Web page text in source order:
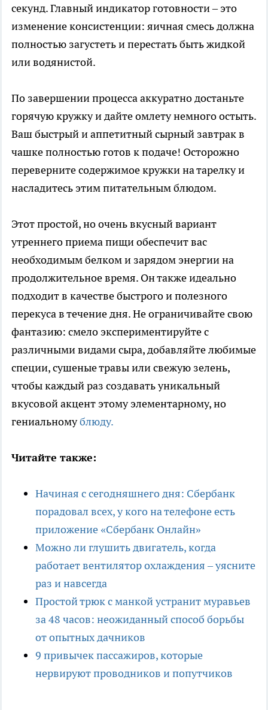
секунд. Главный индикатор готовности – это
изменение консистенции: яичная смесь должна
полностью загустеть и перестать быть жидкой
или водянистой.
По завершении процесса аккуратно достаньте
горячую кружку и дайте омлету немного остыть.
Ваш быстрый и аппетитный сырный завтрак в
чашке полностью готов к подаче! Осторожно
переверните содержимое кружки на тарелку и
насладитесь этим питательным блюдом.
Этот простой, но очень вкусный вариант
утреннего приема пищи обеспечит вас
необходимым белком и зарядом энергии на
продолжительное время. Он также идеально
подходит в качестве быстрого и полезного
перекуса в течение дня. Не ограничивайте свою
фантазию: смело экспериментируйте с
различными видами сыра, добавляйте любимые
специи, сушеные травы или свежую зелень,
чтобы каждый раз создавать уникальный
вкусовой акцент этому элементарному, но
гениальномублюду.
Читайте также:
Начиная с сегодняшнего дня: Сбербанк
порадовал всех, у кого на телефоне есть
приложение «Сбербанк Онлайн»
Можно ли глушить двигатель, когда
работает вентилятор охлаждения – уясните
раз и навсегда
Простой трюк с манкой устранит муравьев
за 48 часов: неожиданный способ борьбы
от опытных дачников
9 привычек пассажиров, которые
нервируют проводников и попутчиков